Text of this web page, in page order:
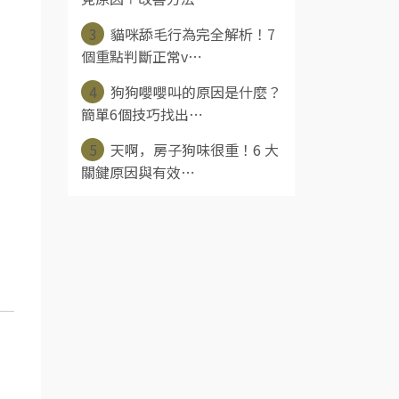
3
貓咪舔毛行為完全解析！7
個重點判斷正常v⋯
4
狗狗嚶嚶叫的原因是什麼？
簡單6個技巧找出⋯
5
天啊，房子狗味很重！6 大
關鍵原因與有效⋯